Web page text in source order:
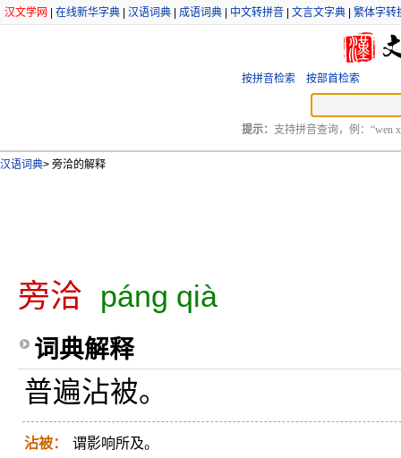
汉文学网 在线新华字典 汉语词典 成语词典 中文转拼音 文言文字典 繁体字转
按拼音检索 按部首检索
提示： 支持拼音查询，例：“wen
汉语词典> 旁洽的解释
旁洽 páng qià
词典解释
普遍沾被。
沾被： 谓影响所及。